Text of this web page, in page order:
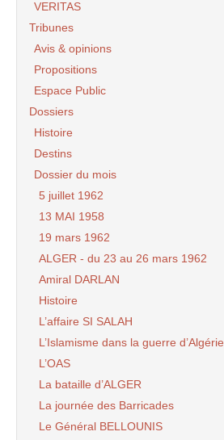
VERITAS
Tribunes
Avis & opinions
Propositions
Espace Public
Dossiers
Histoire
Destins
Dossier du mois
5 juillet 1962
13 MAI 1958
19 mars 1962
ALGER - du 23 au 26 mars 1962
Amiral DARLAN
Histoire
L’affaire SI SALAH
L’Islamisme dans la guerre d’Algérie
L’OAS
La bataille d’ALGER
La journée des Barricades
Le Général BELLOUNIS